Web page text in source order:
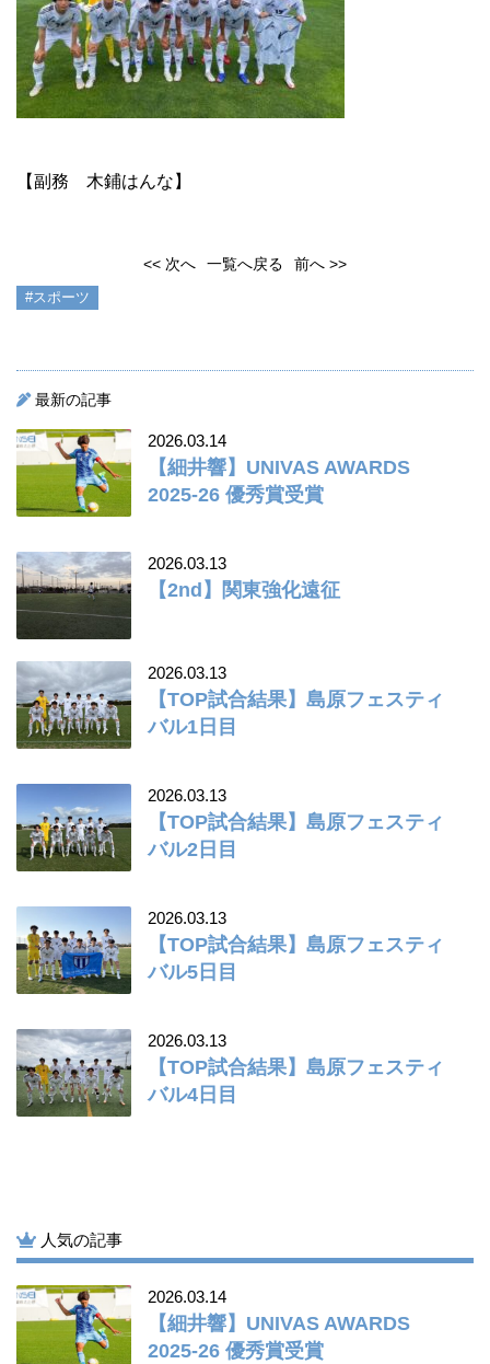
【副務 木鋪はんな】
<< 次へ 一覧へ戻る 前へ >>
#スポーツ
最新の記事
2026.03.14
【細井響】UNIVAS AWARDS
2025-26 優秀賞受賞
2026.03.13
【2nd】関東強化遠征
2026.03.13
【TOP試合結果】島原フェスティ
バル1日目
2026.03.13
【TOP試合結果】島原フェスティ
バル2日目
2026.03.13
【TOP試合結果】島原フェスティ
バル5日目
2026.03.13
【TOP試合結果】島原フェスティ
バル4日目
人気の記事
2026.03.14
【細井響】UNIVAS AWARDS
2025-26 優秀賞受賞